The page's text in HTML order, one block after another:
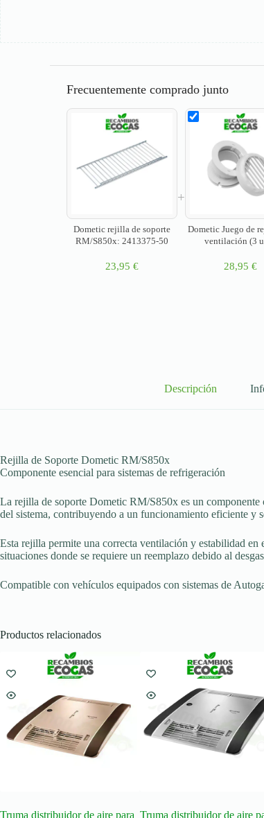
Frecuentemente comprado junto
Dometic rejilla de soporte
RM/S850x: 2413375-50
23,95 €
+
Dometic Juego de
ventilación (3
28,95 €
Descripción
Rejilla de Soporte Dometic RM/S850x
Componente esencial para sistemas de refrigeración
La rejilla de soporte Dometic RM/S850x es un componente
del sistema, contribuyendo a un funcionamiento eficiente y
Esta rejilla permite una correcta ventilación y estabilidad en
situaciones donde se requiere un reemplazo debido al
Compatible con vehículos equipados con sistemas de
Productos relacionados
Truma distribuidor de aire para Truma distribuidor de aire